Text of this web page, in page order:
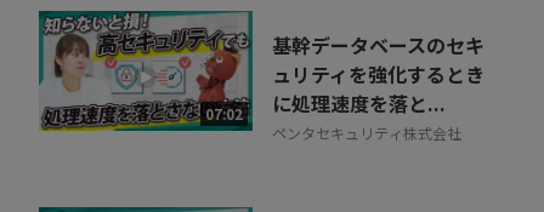
07:02
基幹データベースのセキ
ュリティを強化するとき
に処理速度を落と...
ペンタセキュリティ株式会社